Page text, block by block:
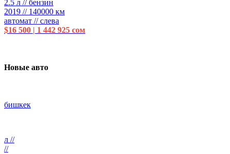
2.5 л // бензин
2019 // 140000 км
автомат // слева
$16 500 | 1 442 925 сом
Новые авто
бишкек
л //
//